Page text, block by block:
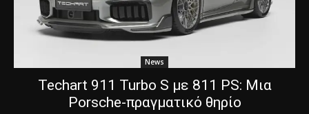
News
Techart 911 Turbo S με 811 PS: Μια
Porsche-πραγματικό θηρίο